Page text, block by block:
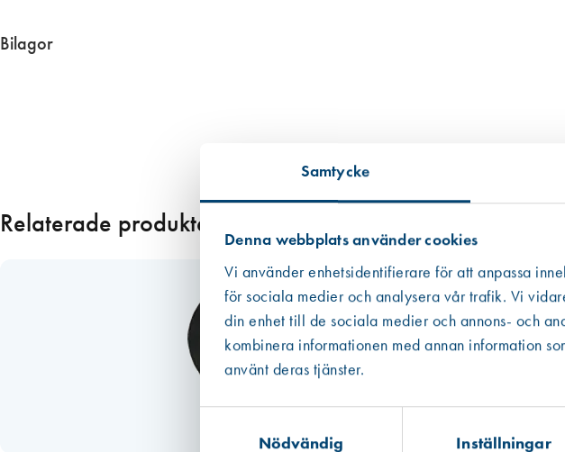
Samtycke
Denna webbplats använder cookies
Vi använder enhetsidentifierare för att anpassa
för sociala medier och analysera vår trafik. Vi
din enhet till de sociala medier och annons- och
kombinera informationen med annan information
använt deras tjänster.
Nödvändig
Inställningar
l
Bilagor
Relaterade produkter
Västberga
Finns i lager